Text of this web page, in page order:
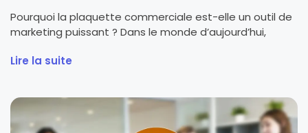
Pourquoi la plaquette commerciale est-elle un outil de
marketing puissant ? Dans le monde d’aujourd’hui,
Lire la suite